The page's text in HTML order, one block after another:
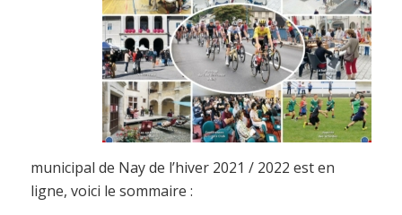
municipal de Nay de l’hiver 2021 / 2022 est en
ligne, voici le sommaire :